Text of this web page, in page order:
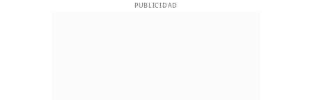
PUBLICIDAD